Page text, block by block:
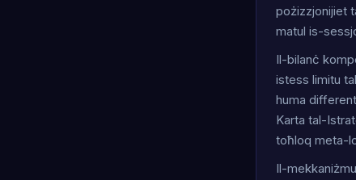
pożizzjonijiet
matul is-
Il-bilanċ
istess limitu
huma
Karta tal-
toħloq meta-
Il-